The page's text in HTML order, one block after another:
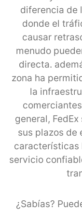
diferencia de
donde el
causar
menudo
directa.
zona ha
la
general,
sus plazos de
características
servicio
¿Sabías?